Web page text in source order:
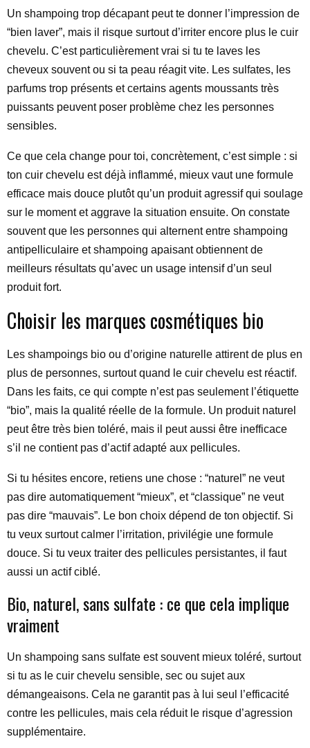
Un shampoing trop décapant peut te donner l’impression de
“bien laver”, mais il risque surtout d’irriter encore plus le cuir
chevelu. C’est particulièrement vrai si tu te laves les
cheveux souvent ou si ta peau réagit vite. Les sulfates, les
parfums trop présents et certains agents moussants très
puissants peuvent poser problème chez les personnes
sensibles.
Ce que cela change pour toi, concrètement, c’est simple : si
ton cuir chevelu est déjà inflammé, mieux vaut une formule
efficace mais douce plutôt qu’un produit agressif qui soulage
sur le moment et aggrave la situation ensuite. On constate
souvent que les personnes qui alternent entre shampoing
antipelliculaire et shampoing apaisant obtiennent de
meilleurs résultats qu’avec un usage intensif d’un seul
produit fort.
Choisir les marques cosmétiques bio
Les shampoings bio ou d’origine naturelle attirent de plus en
plus de personnes, surtout quand le cuir chevelu est réactif.
Dans les faits, ce qui compte n’est pas seulement l’étiquette
“bio”, mais la qualité réelle de la formule. Un produit naturel
peut être très bien toléré, mais il peut aussi être inefficace
s’il ne contient pas d’actif adapté aux pellicules.
Si tu hésites encore, retiens une chose : “naturel” ne veut
pas dire automatiquement “mieux”, et “classique” ne veut
pas dire “mauvais”. Le bon choix dépend de ton objectif. Si
tu veux surtout calmer l’irritation, privilégie une formule
douce. Si tu veux traiter des pellicules persistantes, il faut
aussi un actif ciblé.
Bio, naturel, sans sulfate : ce que cela implique
vraiment
Un shampoing sans sulfate est souvent mieux toléré, surtout
si tu as le cuir chevelu sensible, sec ou sujet aux
démangeaisons. Cela ne garantit pas à lui seul l’efficacité
contre les pellicules, mais cela réduit le risque d’agression
supplémentaire.